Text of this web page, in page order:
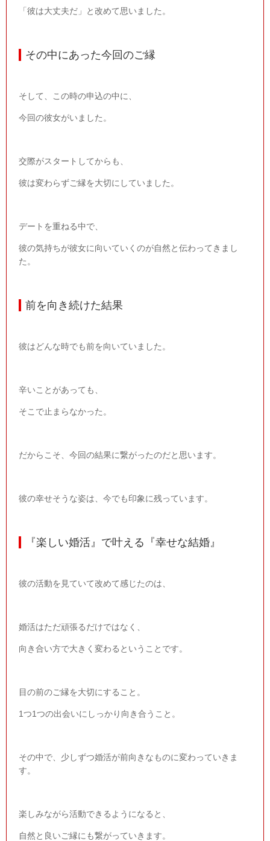
「彼は大丈夫だ」と改めて思いました。
その中にあった今回のご縁
そして、この時の申込の中に、
今回の彼女がいました。
交際がスタートしてからも、
彼は変わらずご縁を大切にしていました。
デートを重ねる中で、
彼の気持ちが彼女に向いていくのが自然と伝わってきまし
た。
前を向き続けた結果
彼はどんな時でも前を向いていました。
辛いことがあっても、
そこで止まらなかった。
だからこそ、今回の結果に繋がったのだと思います。
彼の幸せそうな姿は、今でも印象に残っています。
『楽しい婚活』で叶える『幸せな結婚』
彼の活動を見ていて改めて感じたのは、
婚活はただ頑張るだけではなく、
向き合い方で大きく変わるということです。
目の前のご縁を大切にすること。
1つ1つの出会いにしっかり向き合うこと。
その中で、少しずつ婚活が前向きなものに変わっていきま
す。
楽しみながら活動できるようになると、
自然と良いご縁にも繋がっていきます。